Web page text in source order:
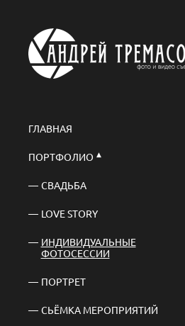
ГЛАВНАЯ
ПОРТФОЛИО
СВАДЬБА
LOVE STORY
ИНДИВИДУАЛЬНЫЕ
ФОТОСЕССИИ
ПОРТРЕТ
СЬЁМКА МЕРОПРИЯТИЙ